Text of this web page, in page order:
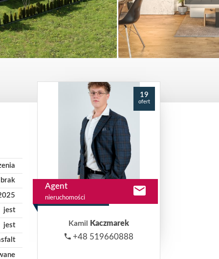
brak
jest
jest
19
ofert
Agent
nieruchomości
Kamil Kaczmarek
+48 519660888